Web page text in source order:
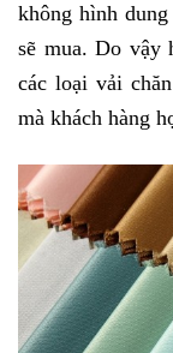
không hình
sẽ mua. Do vậy
các loại vải
mà khách hàng